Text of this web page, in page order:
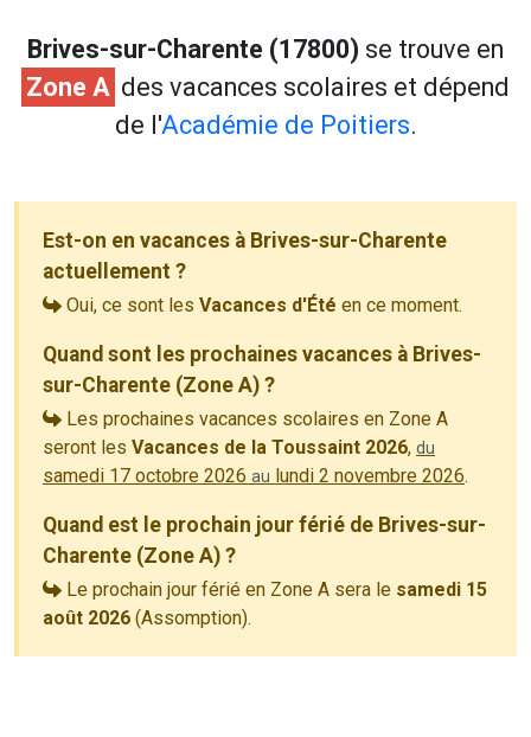
Brives-sur-Charente (17800) se trouve en
Zone A des vacances scolaires et dépend
de l'Académie de Poitiers.
Est-on en vacances à Brives-sur-Charente
actuellement ?
Oui, ce sont les Vacances d'Été en ce moment.
Quand sont les prochaines vacances à Brives-
sur-Charente (Zone A) ?
Les prochaines vacances scolaires en Zone A
seront les Vacances de la Toussaint 2026, du
samedi 17 octobre 2026 au lundi 2 novembre 2026.
Quand est le prochain jour férié de Brives-sur-
Charente (Zone A) ?
Le prochain jour férié en Zone A sera le samedi 15
août 2026 (Assomption).